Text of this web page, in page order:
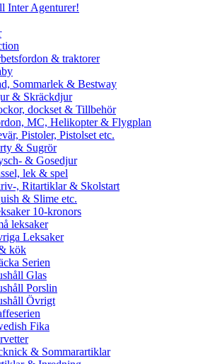
Inter Agenturer!
& traktorer
Sommarlek & Bestway
& Skräckdjur
dockset & Tillbehör
MC, Helikopter & Flygplan
Pistoler, Pistolset etc.
& Sugrör
& Gosedjur
lek & spel
, Ritartiklar & Skolstart
& Slime etc.
10-kronors
leksaker
Leksaker
kök
Serien
Glas
Porslin
Övrigt
Fika
& Sommarartiklar